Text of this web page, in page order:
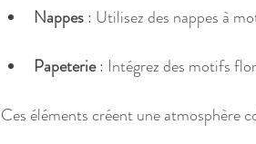
Nappes : Utilisez des nappes à
Papeterie : Intégrez des motifs
Ces éléments créent une atmosphère